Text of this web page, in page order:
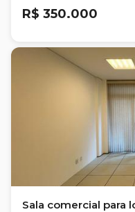
R$ 350.000
Sala comercial para